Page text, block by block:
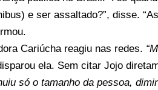
e ser assaltado?”, disse.
Cariúcha reagiu nas redes.
ela. Sem citar Jojo
só o tamanho da pessoa,